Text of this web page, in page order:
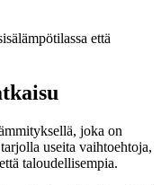
että
joka on
useita vaihtoehtoja,
taloudellisempia.